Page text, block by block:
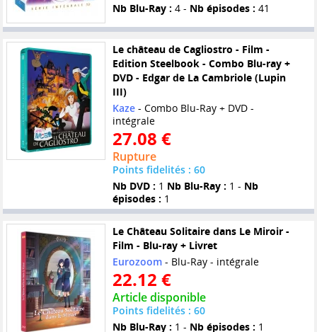
Nb Blu-Ray : 4 - Nb épisodes : 41
Le château de Cagliostro - Film -
Edition Steelbook - Combo Blu-ray +
DVD - Edgar de La Cambriole (Lupin
III)
Kaze- Combo Blu-Ray + DVD -
intégrale
27.08 €
Rupture
Points fidelités : 60
Nb DVD : 1 Nb Blu-Ray : 1 - Nb
épisodes : 1
Le Château Solitaire dans Le Miroir -
Film - Blu-ray + Livret
Eurozoom- Blu-Ray - intégrale
22.12 €
Article disponible
Points fidelités : 60
Nb Blu-Ray : 1 - Nb épisodes : 1